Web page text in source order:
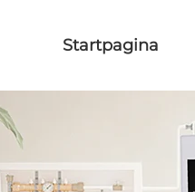
Startpagina